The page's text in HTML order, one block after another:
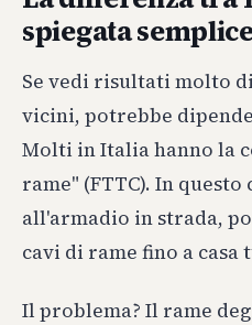
spiegata
Se vedi risultati molto
vicini, potrebbe
Molti in Italia hanno la
rame" (FTTC). In
all'armadio in strada,
cavi di rame fino a casa
Il problema? Il rame